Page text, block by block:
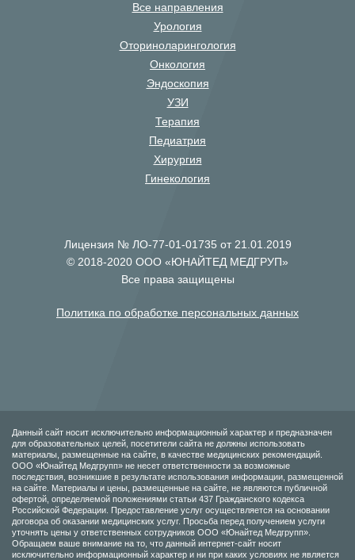
Все направления
Урология
Оториноларингология
Онкология
Эндоскопия
УЗИ
Терапия
Педиатрия
Хирургия
Гинекология
Лицензия № ЛО-77-01-01735 от 21.01.2019
© 2018-2020 ООО «ЮНАЙТЕД МЕДГРУП»
Все права защищены
Политика по обработке персональных данных
Данный сайт носит исключительно информационный характер и предназначен
для образовательных целей, посетители сайта не должны использовать
материалы, размещенные на сайте, в качестве медицинских рекомендаций.
ООО «Юнайтед Медгрупп» не несет ответственности за возможные
последствия, возникшие в результате использования информации, размещенной
на сайте. Материалы и цены, размещенные на сайте, не являются публичной
офертой, определяемой положениями статьи 437 Гражданского кодекса
Российской Федерации. Предоставление услуг осуществляется на основании
договора об оказании медицинских услуг. Просьба перед получением услуги
уточнять цены у ответственных сотрудников ООО «Юнайтед Медгрупп».
Обращаем ваше внимание на то, что данный интернет-сайт носит
исключительно информационный характер и ни при каких условиях не является